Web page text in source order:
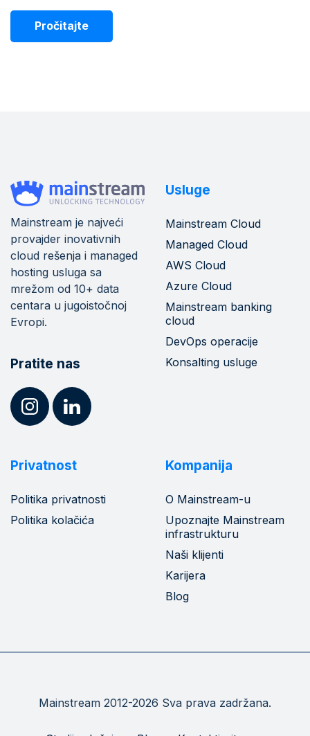
Pročitajte
Mainstream je najveći
provajder inovativnih
cloud rešenja i managed
hosting usluga sa
mrežom od 10+ data
centara u jugoistočnoj
Evropi.
Pratite nas
Usluge
Mainstream Cloud
Managed Cloud
AWS Cloud
Azure Cloud
Mainstream banking
cloud
DevOps operacije
Konsalting usluge
Privatnost
Politika privatnosti
Politika kolačića
Kompanija
O Mainstream-u
Upoznajte Mainstream
infrastrukturu
Naši klijenti
Karijera
Blog
Mainstream 2012-2026 Sva prava zadržana.